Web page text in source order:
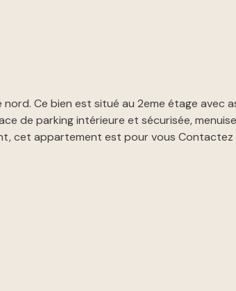
Ce bien est situé au 2eme étage avec
de parking intérieure et sécurisée,
cet appartement est pour vous Contactez